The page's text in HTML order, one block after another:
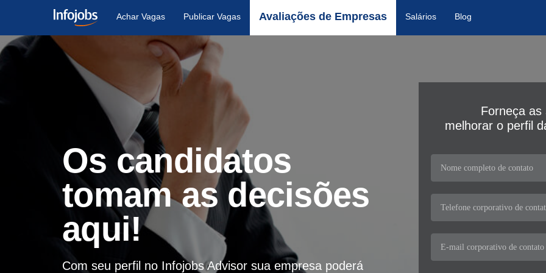
Achar Vagas Publicar Vagas Avaliações de Empresas Salários Blog
Os candidatos
tomam as decisões
aqui!
Com seu perfil no Infojobs Advisor sua empresa poderá
Forneça as
melhorar o perfil